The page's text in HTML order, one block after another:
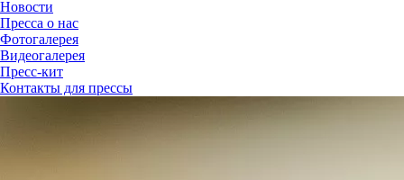
Новости
Пресса о нас
Фотогалерея
Видеогалерея
Пресс-кит
Контакты для прессы